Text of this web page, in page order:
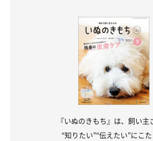
『いぬのきもち』は、飼い主
“知りたい”“伝えたい”にこ